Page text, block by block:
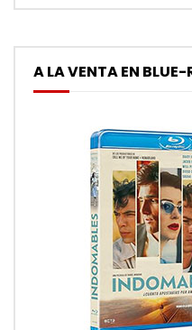
A LA VENTA EN BLUE-